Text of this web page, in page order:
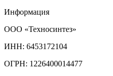
Информация
ООО «Техносинтез»
ИНН: 6453172104
ОГРН: 1226400014477